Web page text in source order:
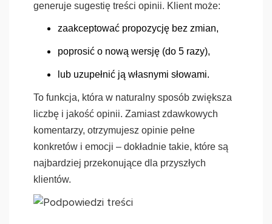
generuje sugestię treści opinii. Klient może:
zaakceptować propozycję bez zmian,
poprosić o nową wersję (do 5 razy),
lub uzupełnić ją własnymi słowami.
To funkcja, która w naturalny sposób zwiększa
liczbę i jakość opinii. Zamiast zdawkowych
komentarzy, otrzymujesz opinie pełne
konkretów i emocji – dokładnie takie, które są
najbardziej przekonujące dla przyszłych
klientów.